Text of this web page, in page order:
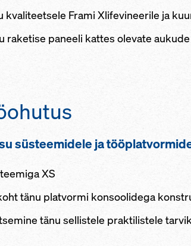
kvaliteetsele Frami Xlifevineerile ja
raketise paneeli kattes olevate
süsteemidele ja
XS
tänu platvormi konsoolidega
tänu sellistele praktilistele